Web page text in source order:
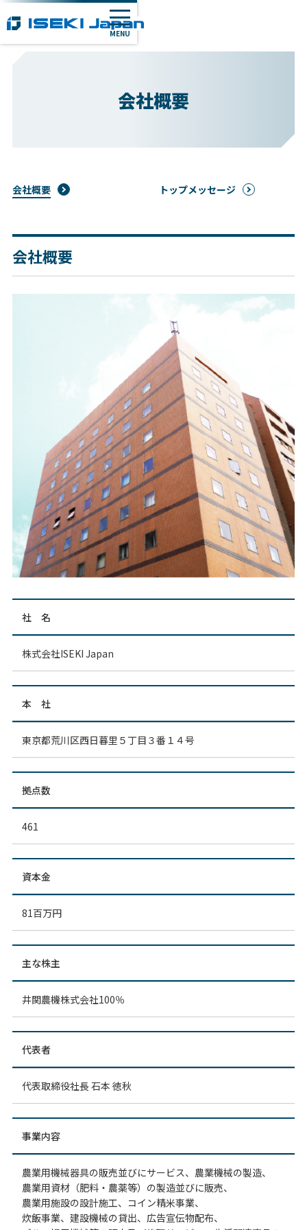
MENU
会社概要
会社概要 トップメッセージ
会社概要
社 名
株式会社ISEKI Japan
本 社
東京都荒川区西日暮里５丁目３番１４号
拠点数
461
資本金
81百万円
主な株主
井関農機株式会社100％
代表者
代表取締役社長 石本 徳秋
事業内容
農業用機械器具の販売並びにサービス、農業機械の製造、
農業用資材（肥料・農薬等）の製造並びに販売、
農業用施設の設計施工、コイン精米事業、
炊飯事業、建設機械の貸出、広告宣伝物配布、